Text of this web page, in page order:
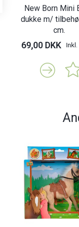
New Born Mini
dukke m/
cm.
69,00 DKK